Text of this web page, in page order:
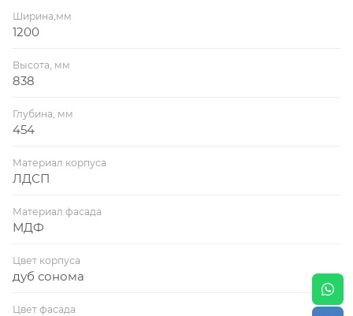
Ширина,мм
1200
Высота, мм
838
Глубина, мм
454
Материал корпуса
ЛДСП
Материал фасада
МДФ
Цвет корпуса
дуб сонома
Цвет фасада